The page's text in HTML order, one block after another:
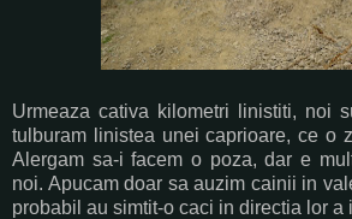
Urmeaza cativa kilometri linistiti, noi
tulburam linistea unei caprioare, ce o
Alergam sa-i facem o poza, dar e
noi. Apucam doar sa auzim cainii in
probabil au simtit-o caci in directia lor a